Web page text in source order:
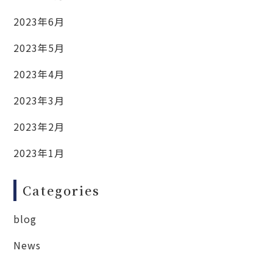
2023年6月
2023年5月
2023年4月
2023年3月
2023年2月
2023年1月
Categories
blog
News